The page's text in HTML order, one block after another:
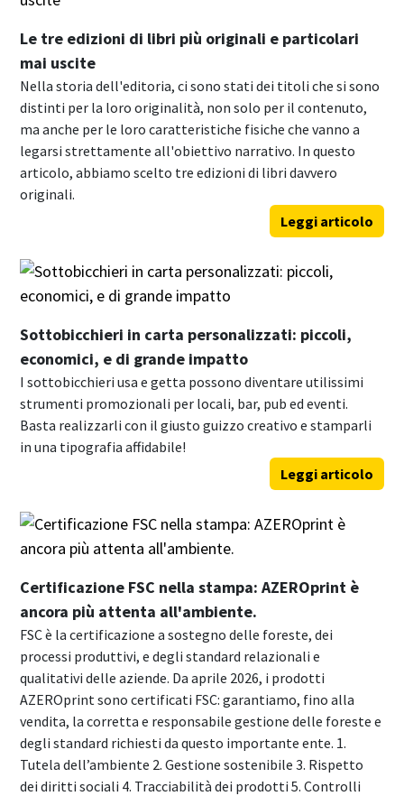
Le tre edizioni di libri più originali e particolari
mai uscite
Nella storia dell'editoria, ci sono stati dei titoli che si sono
distinti per la loro originalità, non solo per il contenuto,
ma anche per le loro caratteristiche fisiche che vanno a
legarsi strettamente all'obiettivo narrativo. In questo
articolo, abbiamo scelto tre edizioni di libri davvero
originali.
Leggi articolo
Sottobicchieri in carta personalizzati: piccoli,
economici, e di grande impatto
I sottobicchieri usa e getta possono diventare utilissimi
strumenti promozionali per locali, bar, pub ed eventi.
Basta realizzarli con il giusto guizzo creativo e stamparli
in una tipografia affidabile!
Leggi articolo
Certificazione FSC nella stampa: AZEROprint è
ancora più attenta all'ambiente.
FSC è la certificazione a sostegno delle foreste, dei
processi produttivi, e degli standard relazionali e
qualitativi delle aziende. Da aprile 2026, i prodotti
AZEROprint sono certificati FSC: garantiamo, fino alla
vendita, la corretta e responsabile gestione delle foreste e
degli standard richiesti da questo importante ente. 1.
Tutela dell’ambiente 2. Gestione sostenibile 3. Rispetto
dei diritti sociali 4. Tracciabilità dei prodotti 5. Controlli